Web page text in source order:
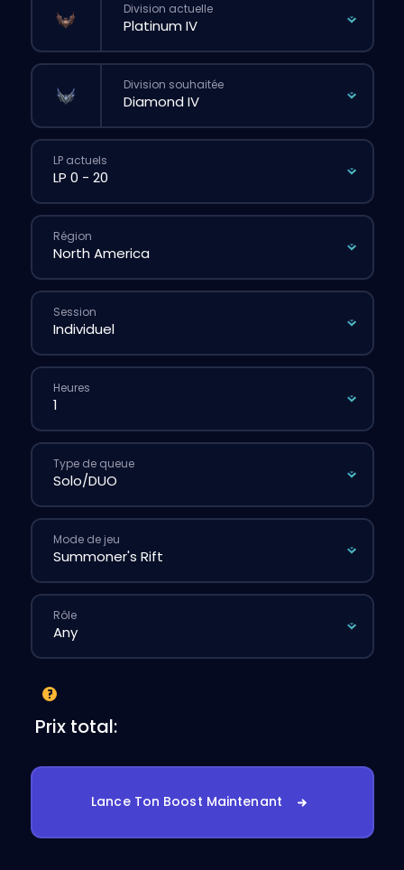
Division actuelle
Division souhaitée
LP actuels
Région
Session
Heures
Type de queue
Mode de jeu
Rôle
Prix total:
Lance Ton Boost Maintenant